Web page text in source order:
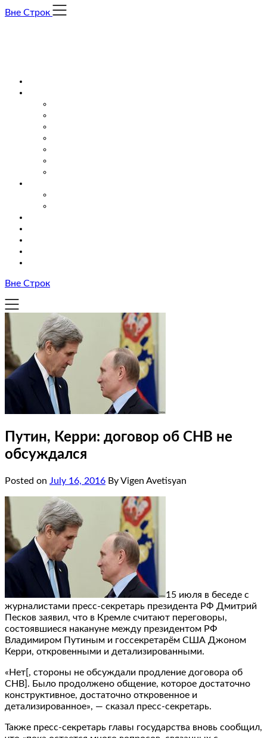
Skip
Вне Строк
Вне Строк
Путин, Керри: договор об СНВ не
обсуждался
Posted on July 16, 2016 By Vigen Avetisyan
15 июля в беседе с
журналистами пресс-секретарь президента РФ Дмитрий
Песков заявил, что в Кремле считают переговоры,
состоявшиеся накануне между президентом РФ
Владимиром Путиным и госсекретарём США Джоном
Керри, откровенными и детализированными.
«Нет[, стороны не обсуждали продление договора об
СНВ]. Было продолжено общение, которое достаточно
конструктивное, достаточно откровенное и
детализированное», — сказал пресс-секретарь.
Также пресс-секретарь главы государства вновь сообщил,